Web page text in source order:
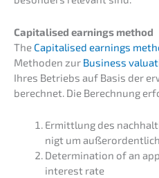
Capita­li­sed earnings method
The Capita­li­sed earnings
Metho­den zur Business
Ihres Betriebs auf Basis der
berech­net. Die Berech­nung
Ermitt­lung des
nigt um
Deter­mi­na­ti­on of an
interest rate